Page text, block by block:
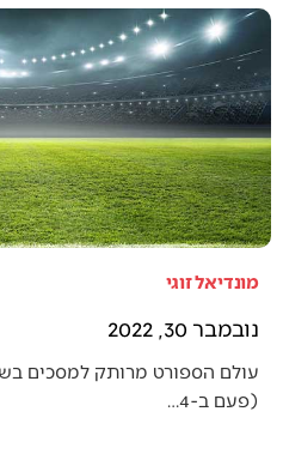
מונדיאל זוגי
נובמבר 30, 2022
עולם הספורט מרותק למסכים
(פעם ב-4…